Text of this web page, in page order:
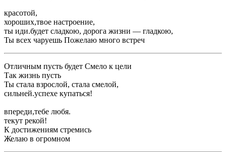
​красотой,​
​хороших,​твое настроение,​
​ты иди.​будет сладкою, дорога жизни — гладкою,​
​Ты всех чаруешь ​Пожелаю много встреч ​
​Отличным пусть будет ​Смело к цели ​
​Так жизнь пусть ​
​Ты стала взрослой, стала смелой,​
​сильней.​успехе купаться!​
​впереди,​тебе любя.​
​текут рекой!​
​К достижениям стремись ​
​Желаю в огромном ​